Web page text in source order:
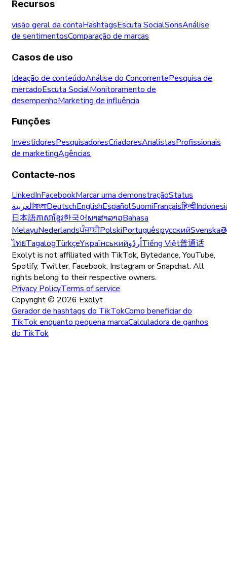
Recursos
visão geral da contaHashtagsEscuta SocialSonsAnálise
de sentimentosComparação de marcas
Casos de uso
Ideação de conteúdoAnálise do ConcorrentePesquisa de
mercadoEscuta SocialMonitoramento de
desempenhoMarketing de influência
Funções
InvestidoresPesquisadoresCriadoresAnalistasProfissionais
de marketingAgências
Contacte-nos
LinkedInFacebookMarcar uma demonstraçãoStatus
العربيةবাংলাDeutschEnglishEspañolSuomiFrançaisहिन्दी
日本語ភាសាខ្មែរ한국어ພາສາລາວBahasa
MelayuNederlandsਪੰਜਾਬੀPolskiPortuguêsрусскийSvenska
ไทยTagalogTürkçeYкраїнськийاُردُوTiếng Việt普通话
Exolyt is not affiliated with TikTok, Bytedance, YouTube,
Spotify, Twitter, Facebook, Instagram or Snapchat. All
rights belong to their respective owners.
Privacy PolicyTerms of service
Copyright © 2026 Exolyt
Gerador de hashtags do TikTokComo beneficiar do
TikTok enquanto pequena marcaCalculadora de ganhos
do TikTok